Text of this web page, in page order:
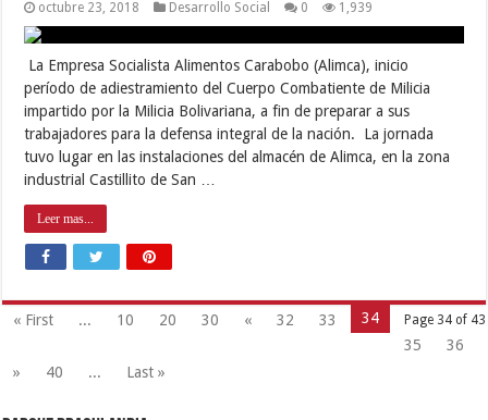
octubre 23, 2018 Desarrollo Social 0 1,939
La Empresa Socialista Alimentos Carabobo (Alimca), inicio
período de adiestramiento del Cuerpo Combatiente de Milicia
impartido por la Milicia Bolivariana, a fin de preparar a sus
trabajadores para la defensa integral de la nación. La jornada
tuvo lugar en las instalaciones del almacén de Alimca, en la zona
industrial Castillito de San …
Leer mas...
Page 34 of 43
« First ... 10 20 30 « 32 33
34
35
36
»
40 ... Last »